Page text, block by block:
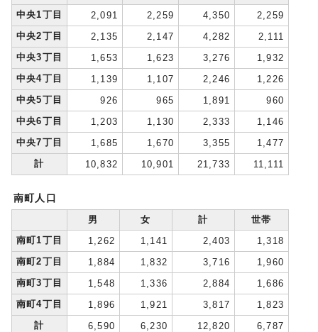
中央1丁目
2,091 2,259 4,350
2,259
中央2丁目
2,135 2,147 4,282
2,111
中央3丁目
1,653 1,623 3,276
1,932
中央4丁目
1,139 1,107 2,246
1,226
中央5丁目
926 965 1,891
960
中央6丁目
1,203 1,130 2,333
1,146
中央7丁目
1,685 1,670 3,355
1,477
計
10,832 10,901 21,733 11,111
南町人口
男 女 計
世帯
南町1丁目
1,262 1,141 2,403
1,318
南町2丁目
1,884 1,832 3,716
1,960
南町3丁目
1,548 1,336 2,884
1,686
南町4丁目
1,896 1,921 3,817
1,823
計
6,590 6,230 12,820 6,787